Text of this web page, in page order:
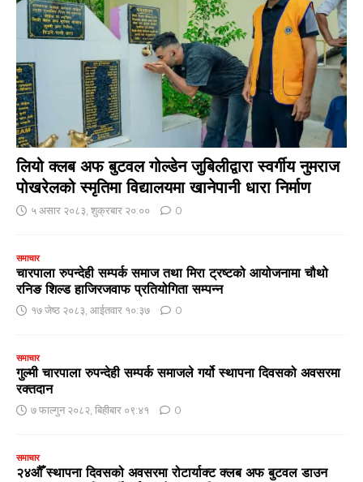
लियो क्लब अफ बुटवल गोल्डेन जुबिलीद्वारा स्वर्गीय नुमराज
पोखरेलको स्मृतिमा विद्यालयमा खानेपानी धारा निर्माण
५ असार २०८३, शुक्रबार २०:०० 0
समाचार
चारपाला रुपन्देही सम्पर्क समाज तथा मिरा ट्रष्टको आयोजनामा चौथो
रनिङ शिल्ड हाजिरजवाफ प्रतियोगिता सम्पन्न
१७ जेष्ठ २०८३, आईतवार १०:३७ 0
समाचार
गुल्मी चारपाला रुपन्देही सम्पर्क समाजले गर्यो स्थापना दिवसको अवसरमा
रक्तदान
७ फाल्गुन २०८२, बिहीबार ०९:४१ 0
समाचार
२४औँ स्थापना दिवसको अवसरमा रोटार्याक्ट क्लब अफ बुटवल डाउन